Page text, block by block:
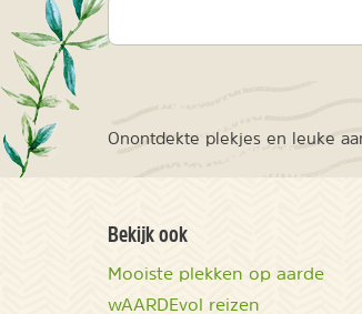
Onontdekte plekjes en leuke
Bekijk ook
Mooiste plekken op aarde
wAARDEvol reizen